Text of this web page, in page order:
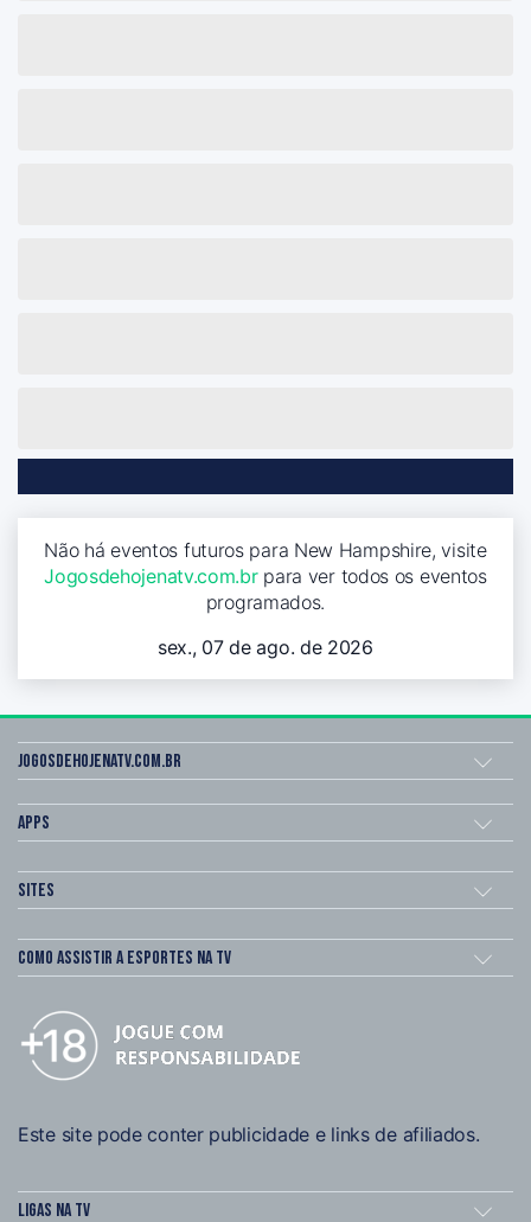
Não há eventos futuros para New Hampshire, visite
Jogosdehojenatv.com.brpara ver todos os eventos
programados.
sex., 07 de ago. de 2026
Jogosdehojenatv.com.br
Apps
Sites
Como assistir a esportes na TV
Este site pode conter publicidade e links de afiliados.
Ligas na TV